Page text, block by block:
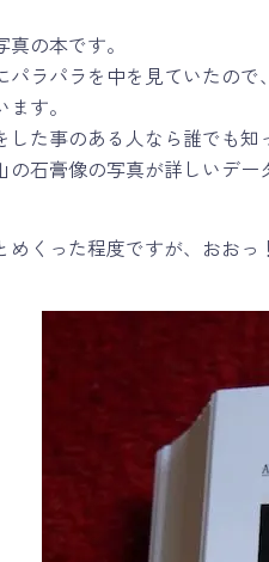
の本です。
パラパラを中を見ていたの
す。
した事のある人なら誰でも
の石膏像の写真が詳しいデー
めくった程度ですが、おおっ